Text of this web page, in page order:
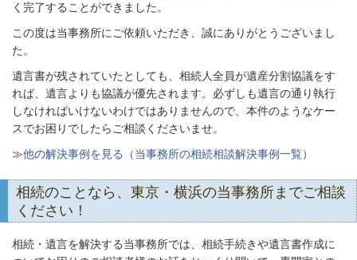
く完了することができました。
この度は当事務所にご依頼いただき、誠にありがとうございまし
た。
遺言書が残されていたとしても、相続人全員が遺産分割協議をす
れば、遺言よりも協議が優先されます。必ずしも遺言の通り執行
しなければいけないわけではありませんので、本件のようなケー
スでお困りでしたらご相談くださいませ。
≫他の解決事例を見る（当事務所の相続相談解決事例一覧）
相続のことなら、東京・横浜の当事務所までご相談
ください！
相続・遺言を解決する当事務所では、相続手続きや遺言書作成に